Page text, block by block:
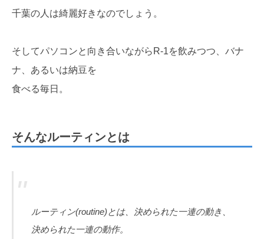
千葉の人は綺麗好きなのでしょう。
そしてパソコンと向き合いながらR-1を飲みつつ、バナ
ナ、あるいは納豆を
食べる毎日。
そんなルーティンとは
ルーティン(routine)とは、決められた一連の動き、
決められた一連の動作。